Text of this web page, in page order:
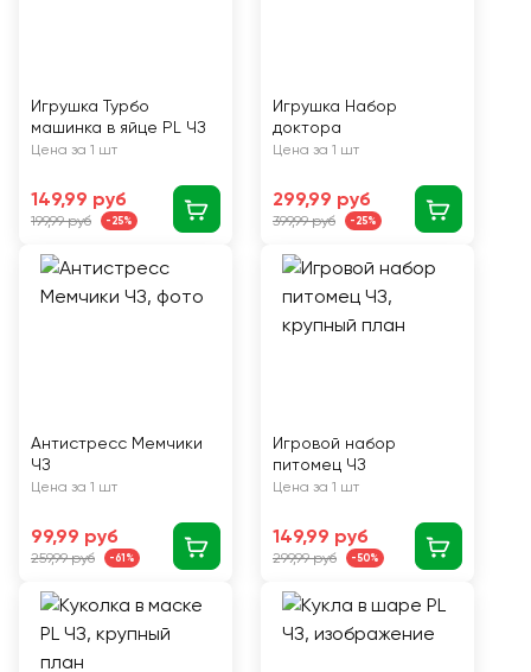
Игрушка Турбо
машинка в яйце PL ЧЗ
Цена за 1 шт
149,99 руб
199,99 руб -25%
Игрушка Набор
доктора
Цена за 1 шт
299,99 руб
399,99 руб -25%
Антистресс Мемчики
ЧЗ
Цена за 1 шт
99,99 руб
259,99 руб -61%
Игровой набор
питомец ЧЗ
Цена за 1 шт
149,99 руб
299,99 руб -50%